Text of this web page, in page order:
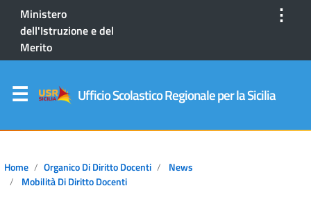
Ministero
dell'Istruzione e del
Merito
⋮
Ufficio Scolastico Regionale per la Sicilia
Home Organico Di Diritto Docenti
News
Mobilità Di Diritto Docenti